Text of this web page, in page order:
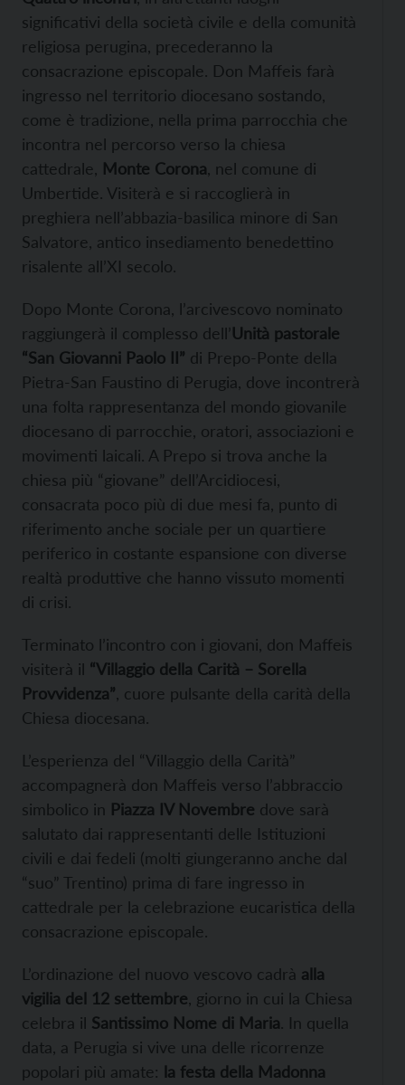
significativi della società civile e della comunità
religiosa perugina, precederanno la
consacrazione episcopale. Don Maffeis farà
ingresso nel territorio diocesano sostando,
come è tradizione, nella prima parrocchia che
incontra nel percorso verso la chiesa
cattedrale, Monte Corona , nel comune di
Umbertide. Visiterà e si raccoglierà in
preghiera nell’abbazia-basilica minore di San
Salvatore, antico insediamento benedettino
risalente all’XI secolo.
Dopo Monte Corona, l’arcivescovo nominato
raggiungerà il complesso dell’Unità pastorale
“San Giovanni Paolo II” di Prepo-Ponte della
Pietra-San Faustino di Perugia, dove incontrerà
una folta rappresentanza del mondo giovanile
diocesano di parrocchie, oratori, associazioni e
movimenti laicali. A Prepo si trova anche la
chiesa più “giovane” dell’Arcidiocesi,
consacrata poco più di due mesi fa, punto di
riferimento anche sociale per un quartiere
periferico in costante espansione con diverse
realtà produttive che hanno vissuto momenti
di crisi.
Terminato l’incontro con i giovani, don Maffeis
visiterà il “Villaggio della Carità – Sorella
Provvidenza” , cuore pulsante della carità della
Chiesa diocesana.
L’esperienza del “Villaggio della Carità”
accompagnerà don Maffeis verso l’abbraccio
simbolico in Piazza IV Novembre dove sarà
salutato dai rappresentanti delle Istituzioni
civili e dai fedeli (molti giungeranno anche dal
“suo” Trentino) prima di fare ingresso in
cattedrale per la celebrazione eucaristica della
consacrazione episcopale.
L’ordinazione del nuovo vescovo cadrà alla
vigilia del 12 settembre , giorno in cui la Chiesa
celebra il Santissimo Nome di Maria. In quella
data, a Perugia si vive una delle ricorrenze
popolari più amate: la festa della Madonna